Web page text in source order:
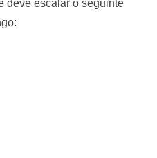
deve escalar o seguinte